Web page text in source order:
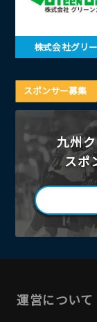
株式会社グリ
スポンサー募集
九州
スポ
運営について